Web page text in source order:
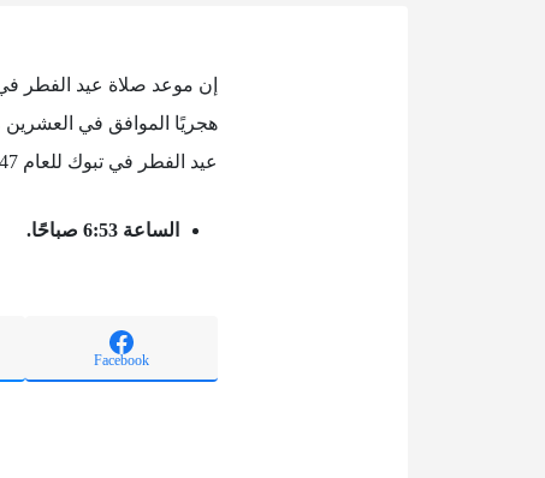
عيد الفطر في تبوك للعام 1447 هو:
الساعة 6:53 صباحًا.
Facebook